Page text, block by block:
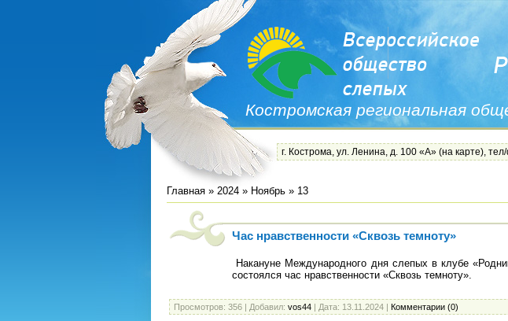
Костромская региональная
г. Кострома, ул. Ленина, д. 100 «А» (на карте),
Главная » 2024 » Ноябрь » 13
Час нравственности «Сквозь темноту»
Накануне Международного дня слепых в клубе
состоялся час нравственности «Сквозь темноту».
Просмотров: 356 | Добавил: vos44 | Дата: 13.11.2024 | Комментарии (0)